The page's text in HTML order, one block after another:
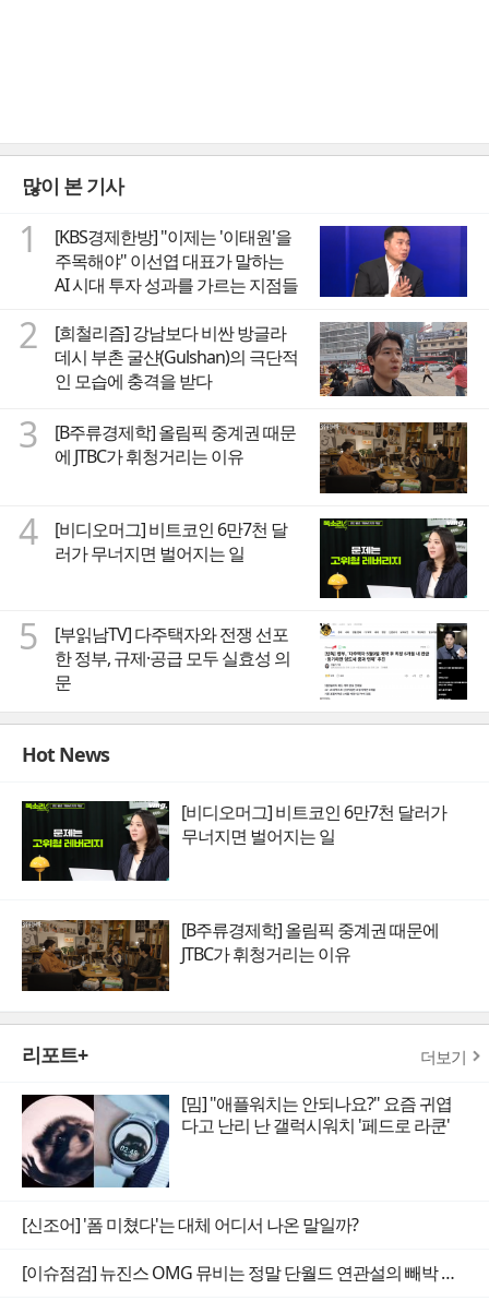
많이 본 기사
1
[KBS경제한방] "이제는 '이태원'을
주목해야" 이선엽 대표가 말하는
AI 시대 투자 성과를 가르는 지점들
2
[희철리즘] 강남보다 비싼 방글라
데시 부촌 굴샨(Gulshan)의 극단적
인 모습에 충격을 받다
3
[B주류경제학] 올림픽 중계권 때문
에 JTBC가 휘청거리는 이유
4
[비디오머그] 비트코인 6만7천 달
러가 무너지면 벌어지는 일
5
[부읽남TV] 다주택자와 전쟁 선포
한 정부, 규제·공급 모두 실효성 의
문
Hot News
[비디오머그] 비트코인 6만7천 달러가
무너지면 벌어지는 일
[B주류경제학] 올림픽 중계권 때문에
JTBC가 휘청거리는 이유
리포트+ 더보기
[밈] "애플워치는 안되나요?" 요즘 귀엽
다고 난리 난 갤럭시워치 '페드로 라쿤'
[신조어] '폼 미쳤다'는 대체 어디서 나온 말일까?
[이슈점검] 뉴진스 OMG 뮤비는 정말 단월드 연관설의 빼박 증거일까